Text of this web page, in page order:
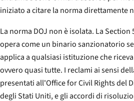
iniziato a citare la norma direttamente
La norma DOJ non è isolata. La
opera come un binario sanzionatorio
applica a qualsiasi istituzione che
ovvero quasi tutte. I reclami ai sensi
presentati all'Office for Civil Rights del
degli Stati Uniti, e gli accordi di